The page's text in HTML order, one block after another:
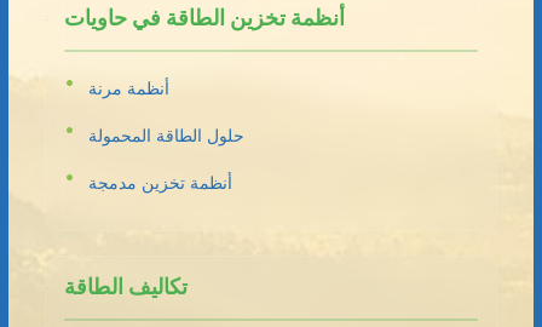
أنظمة تخزين الطاقة في حاويات
أنظمة مرنة
حلول الطاقة المحمولة
أنظمة تخزين مدمجة
تكاليف الطاقة